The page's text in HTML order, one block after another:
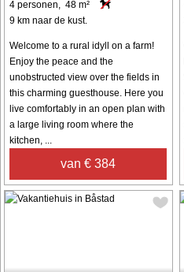
4 personen, 48 m²
9 km naar de kust.
Welcome to a rural idyll on a farm!
Enjoy the peace and the
unobstructed view over the fields in
this charming guesthouse. Here you
live comfortably in an open plan with
a large living room where the
kitchen, ...
van € 384